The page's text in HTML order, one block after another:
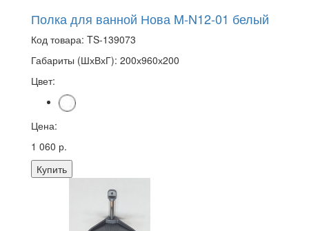
Полка для ванной Нова M-N12-01 белый
Код товара: TS-139073
Габариты (ШхВхГ): 200х960х200
Цвет:
Цена:
1 060 р.
Купить